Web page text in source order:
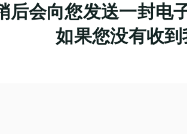
后会向您发送一封电
如果您没有收到